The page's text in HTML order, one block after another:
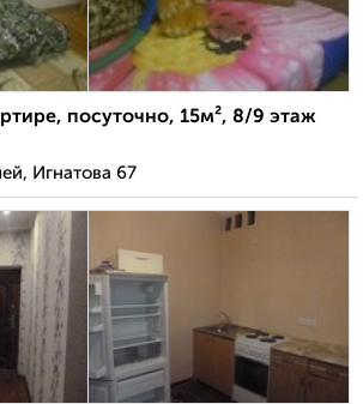
посуточно, 15м², 8/9 этаж
Игнатова 67